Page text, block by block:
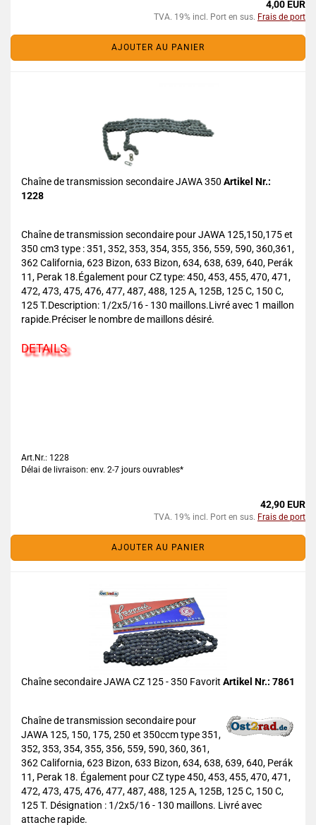
4,00 EUR
TVA. 19% incl. Port en sus. Frais de port
AJOUTER AU PANIER
Chaîne de transmission secondaire JAWA 350 Artikel Nr.:
1228
Chaîne de transmission secondaire pour JAWA 125,150,175 et
350 cm3 type : 351, 352, 353, 354, 355, 356, 559, 590, 360,361,
362 California, 623 Bizon, 633 Bizon, 634, 638, 639, 640, Perák
11, Perak 18.Également pour CZ type: 450, 453, 455, 470, 471,
472, 473, 475, 476, 477, 487, 488, 125 A, 125B, 125 C, 150 C,
125 T.Description: 1/2x5/16 - 130 maillons.Livré avec 1 maillon
rapide.Préciser le nombre de maillons désiré.
DETAILS
Art.Nr.: 1228
Délai de livraison: env. 2-7 jours ouvrables*
42,90 EUR
TVA. 19% incl. Port en sus. Frais de port
AJOUTER AU PANIER
Chaîne secondaire JAWA CZ 125 - 350 Favorit Artikel Nr.: 7861
Chaîne de transmission secondaire pour
JAWA 125, 150, 175, 250 et 350ccm type 351,
352, 353, 354, 355, 356, 559, 590, 360, 361,
362 California, 623 Bizon, 633 Bizon, 634, 638, 639, 640, Perák
11, Perak 18. Également pour CZ type 450, 453, 455, 470, 471,
472, 473, 475, 476, 477, 487, 488, 125 A, 125B, 125 C, 150 C,
125 T. Désignation : 1/2x5/16 - 130 maillons. Livré avec
attache rapide.